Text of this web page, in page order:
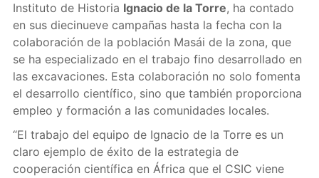
Instituto de Historia Ignacio de la Torre, ha contado
en sus diecinueve campañas hasta la fecha con la
colaboración de la población Masái de la zona, que
se ha especializado en el trabajo fino desarrollado en
las excavaciones. Esta colaboración no solo fomenta
el desarrollo científico, sino que también proporciona
empleo y formación a las comunidades locales.
“El trabajo del equipo de Ignacio de la Torre es un
claro ejemplo de éxito de la estrategia de
cooperación científica en África que el CSIC viene